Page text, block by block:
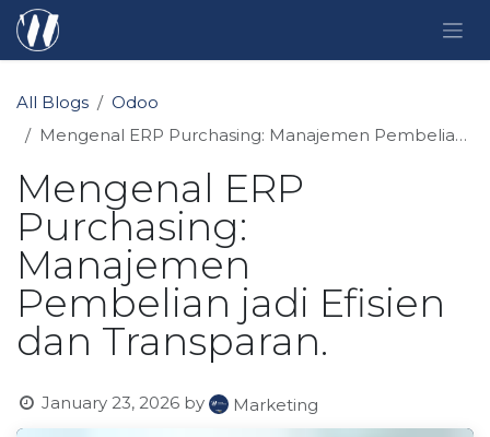
Skip to Content
All Blogs
Odoo
Mengenal ERP Purchasing: Manajemen Pembelian jadi Efisien dan Transparan.
Mengenal ERP
Purchasing:
Manajemen
Pembelian jadi Efisien
dan Transparan.
January 23, 2026 by Marketing